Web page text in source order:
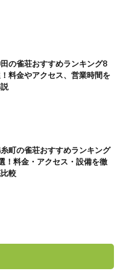
の雀荘おすすめランキング8
料金やアクセス、営業時間を
町の雀荘おすすめランキング
！料金・アクセス・設備を徹
較